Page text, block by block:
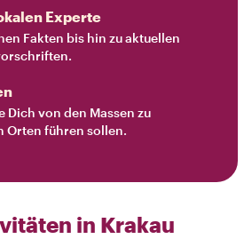
Experte
Fakten bis hin zu aktuellen
Dich von den Massen zu
Orten führen sollen.
in Krakau